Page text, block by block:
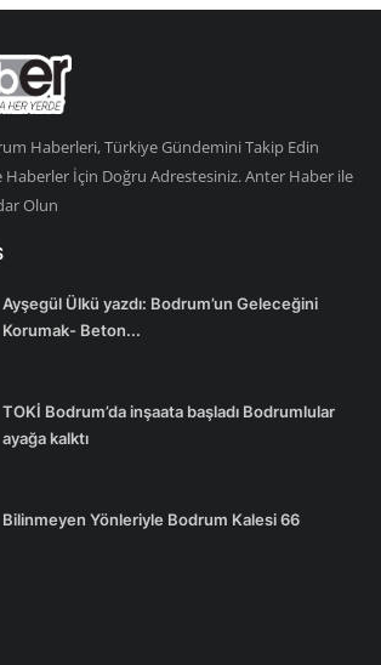
Haberleri, Türkiye Gündemini Takip Edin
Haberler İçin Doğru Adrestesiniz. Anter Haber ile
Olun
Ayşegül Ülkü yazdı: Bodrum’un Geleceğini
Korumak- Beton...
TOKİ Bodrum’da inşaata başladı Bodrumlular
ayağa kalktı
Bilinmeyen Yönleriyle Bodrum Kalesi 66